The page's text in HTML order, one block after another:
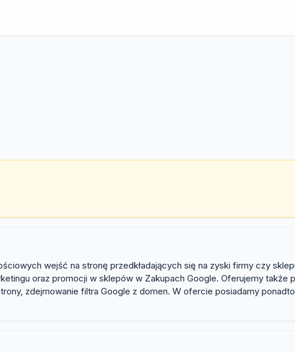
wejść na stronę przedkładających się na zyski firmy czy
oraz promocji w sklepów w Zakupach Google. Oferujemy także
zdejmowanie filtra Google z domen. W ofercie posiadamy